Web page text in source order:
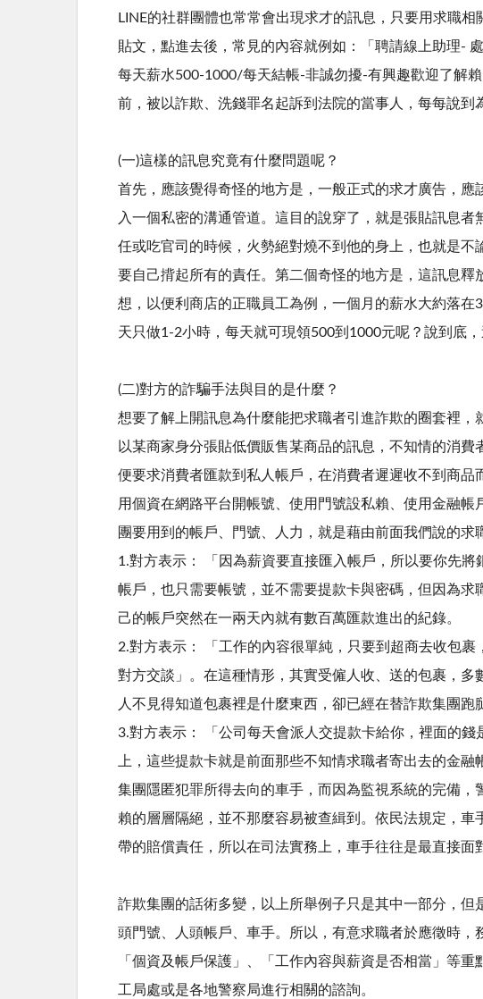
LINE的社群團體也常常會出現求才的訊息，只要用求職
貼文，點進去後，常見的內容就例如：「聘請線上助理-
每天薪水500-1000/每天結帳-非誠勿擾-有興趣歡迎了解
前，被以詐欺、洗錢罪名起訴到法院的當事人，每每說
(一)這樣的訊息究竟有什麼問題呢？
首先，應該覺得奇怪的地方是，一般正式的求才廣告，
入一個私密的溝通管道。這目的說穿了，就是張貼訊息
任或吃官司的時候，火勢絕對燒不到他的身上，也就是
要自己揹起所有的責任。第二個奇怪的地方是，這訊息
想，以便利商店的正職員工為例，一個月的薪水大約落
天只做1-2小時，每天就可現領500到1000元呢？說到底
(二)對方的詐騙手法與目的是什麼？
想要了解上開訊息為什麼能把求職者引進詐欺的圈套裡
以某商家身分張貼低價販售某商品的訊息，不知情的消
便要求消費者匯款到私人帳戶，在消費者遲遲收不到商
用個資在網路平台開帳號、使用門號設私賴、使用金融
團要用到的帳戶、門號、人力，就是藉由前面我們說的求
1.對方表示： 「因為薪資要直接匯入帳戶，所以要你先
帳戶，也只需要帳號，並不需要提款卡與密碼，但因為
己的帳戶突然在一兩天內就有數百萬匯款進出的紀錄。
2.對方表示： 「工作的內容很單純，只要到超商去收包
對方交談」。在這種情形，其實受僱人收、送的包裹，
人不見得知道包裹裡是什麼東西，卻已經在替詐欺集團跑
3.對方表示： 「公司每天會派人交提款卡給你，裡面的
上，這些提款卡就是前面那些不知情求職者寄出去的金
集團隱匿犯罪所得去向的車手，而因為監視系統的完備
賴的層層隔絕，並不那麼容易被查緝到。依民法規定，
帶的賠償責任，所以在司法實務上，車手往往是最直接面
詐欺集團的話術多變，以上所舉例子只是其中一部分，
頭門號、人頭帳戶、車手。所以，有意求職者於應徵時
「個資及帳戶保護」、「工作內容與薪資是否相當」等
工局處或是各地警察局進行相關的諮詢。